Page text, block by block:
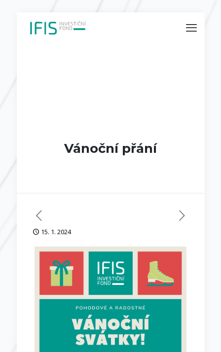
Vánoční přání
15. 1. 2024